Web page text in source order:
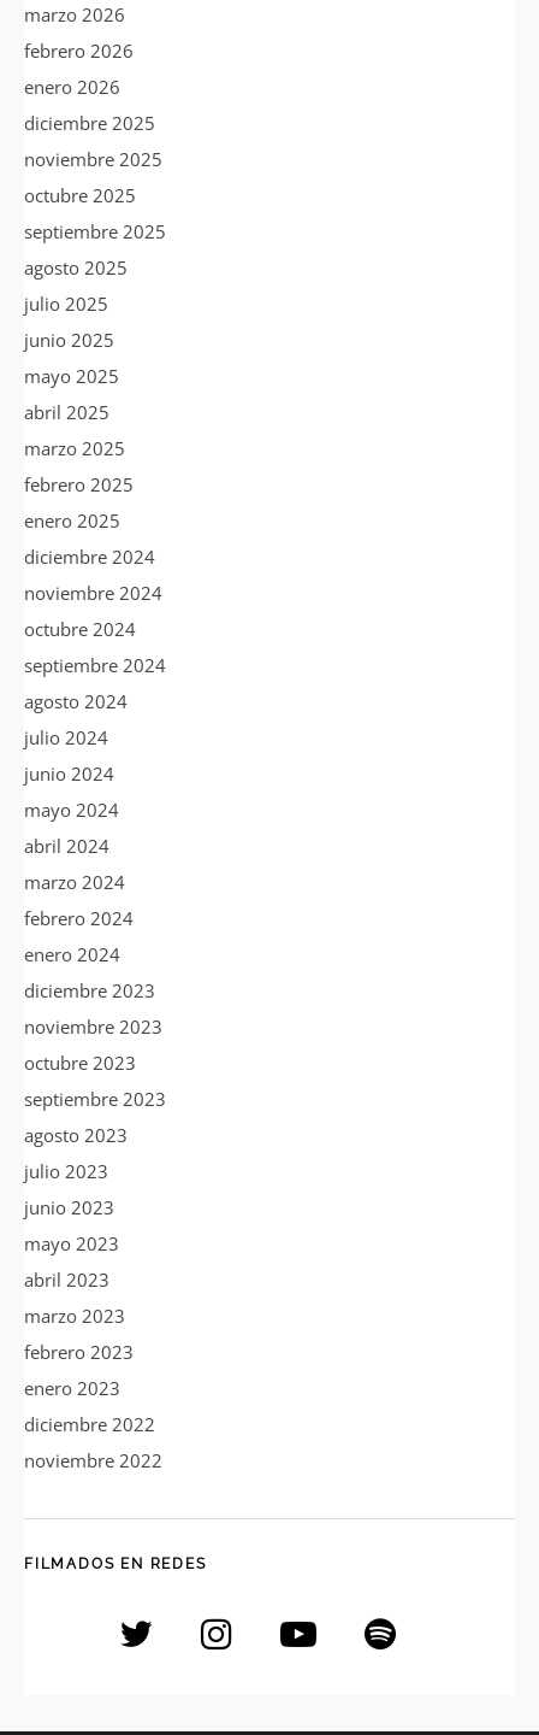
marzo 2026
febrero 2026
enero 2026
diciembre 2025
noviembre 2025
octubre 2025
septiembre 2025
agosto 2025
julio 2025
junio 2025
mayo 2025
abril 2025
marzo 2025
febrero 2025
enero 2025
diciembre 2024
noviembre 2024
octubre 2024
septiembre 2024
agosto 2024
julio 2024
junio 2024
mayo 2024
abril 2024
marzo 2024
febrero 2024
enero 2024
diciembre 2023
noviembre 2023
octubre 2023
septiembre 2023
agosto 2023
julio 2023
junio 2023
mayo 2023
abril 2023
marzo 2023
febrero 2023
enero 2023
diciembre 2022
noviembre 2022
FILMADOS EN REDES